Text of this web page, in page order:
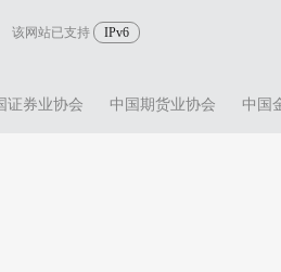
该网站已支持 IPv6
证券业协会 中国期货业协会 中国